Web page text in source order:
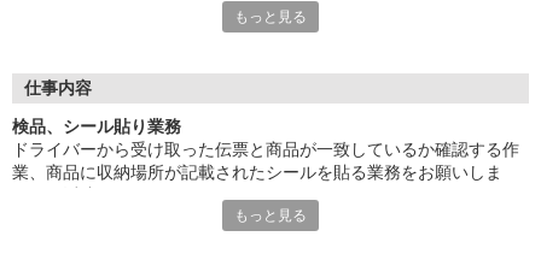
20代から50代の方々が活躍中です。重量物を取り扱う業務への
OK、駐車場完備。ご応募お待ちしています。
があります。詳細はオペレーターへお問い合わせください。
『テクノ・サービス』は、派遣業界大手スタッフサービスグルー
全国にあるお仕事の中から、一人ひとりのスキルや希望条件に応
もっと見る
仕事内容
検品、シール貼り業務
ドライバーから受け取った伝票と商品が一致しているか確認する作
業、商品に収納場所が記載されたシールを貼る業務をお願いしま
20代から50代の方々が活躍中です。重量物を取り扱う業務への対応
もっと見る